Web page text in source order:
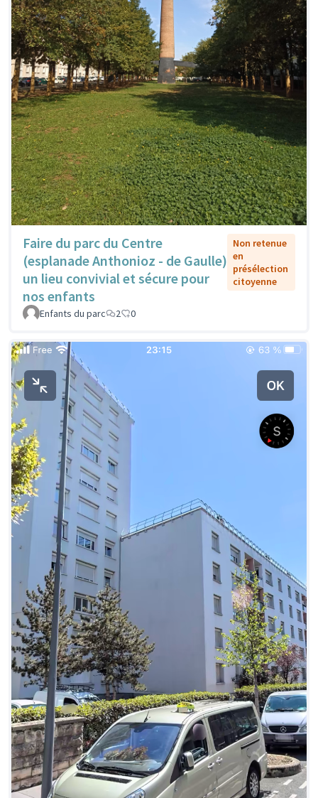
Faire du parc du Centre
(esplanade Anthonioz - de Gaulle)
un lieu convivial et sécure pour
nos enfants
Non retenue
en
présélection
citoyenne
Enfants du parc 2 0